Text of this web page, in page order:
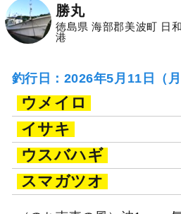
勝丸
徳島県 海部郡美波町 日
港
釣行日：2026年5月11日（
ウメイロ
イサキ
ウスバハギ
スマガツオ